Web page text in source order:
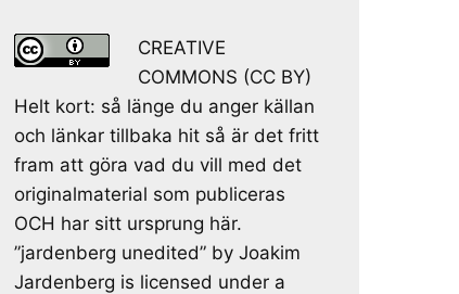
CREATIVE
COMMONS (CC BY)
Helt kort: så länge du anger källan
och länkar tillbaka hit så är det fritt
fram att göra vad du vill med det
originalmaterial som publiceras
OCH har sitt ursprung här.
”jardenberg unedited” by Joakim
Jardenberg is licensed under a